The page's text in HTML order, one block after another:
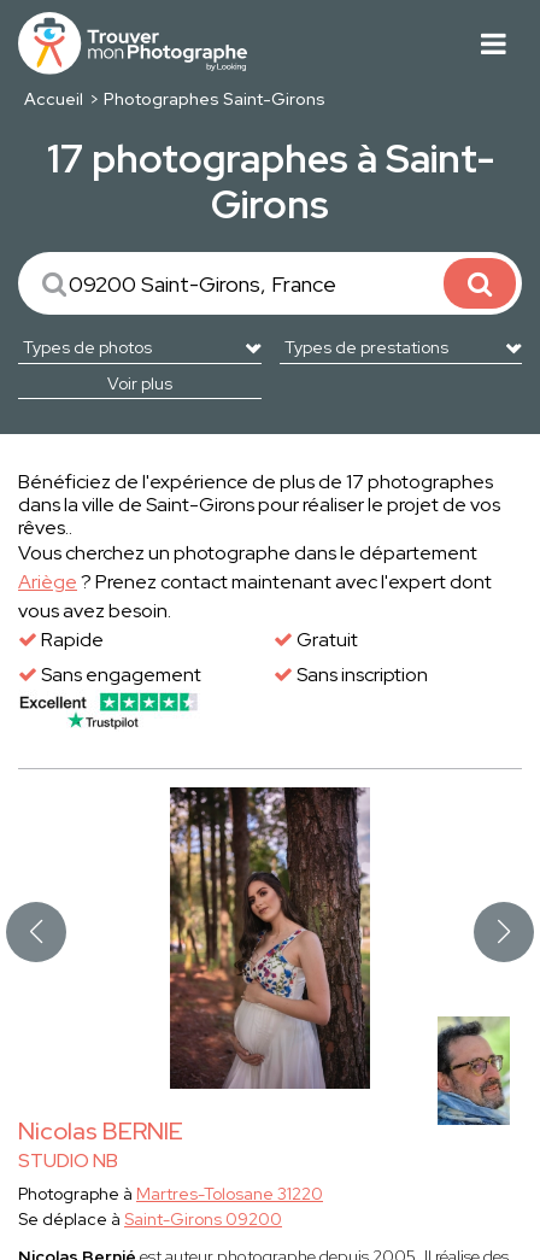
Accueil Photographes Saint-Girons
17 photographes à Saint-
Girons
Voir plus
Bénéficiez de l'expérience de plus de 17 photographes
dans la ville de Saint-Girons pour réaliser le projet de vos
rêves..
Vous cherchez un photographe dans le département
Ariège? Prenez contact maintenant avec l'expert dont
vous avez besoin.
Rapide
Gratuit
Sans engagement
Sans inscription
Nicolas BERNIE
STUDIO NB
Photographe à Martres-Tolosane 31220
Se déplace à Saint-Girons 09200